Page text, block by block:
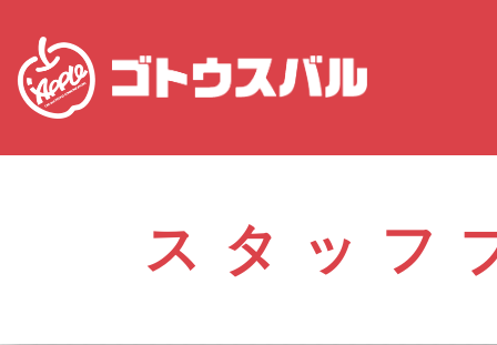
アップル
愛知県春日井市柏井町4-43-1
アップル春日井中央店
スタッフ